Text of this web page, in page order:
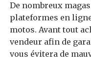
De nombreux
plateformes en
motos. Avant tout
vendeur afin de
vous évitera de